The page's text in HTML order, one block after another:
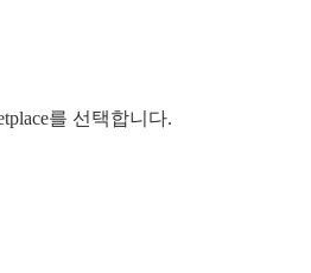
를 선택합니다.